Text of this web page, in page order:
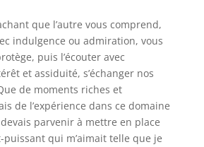
que l’autre vous comprend,
indulgence ou admiration, vous
puis l’écouter avec
et assiduité, s’échanger nos
de moments riches et
de l’expérience dans ce domaine
devais parvenir à mettre en place
puissant qui m’aimait telle que je